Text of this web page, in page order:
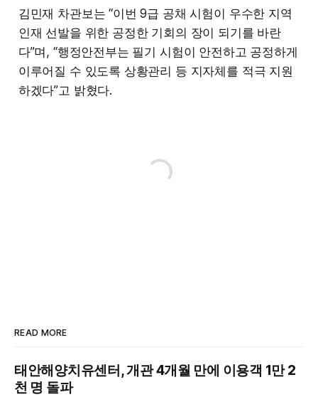
김민재 차관보는 “이번 9급 공채 시험이 우수한 지역
인재 선발을 위한 공정한 기회의 장이 되기를 바란
다”며, “행정안전부는 필기 시험이 안전하고 공정하게
이루어질 수 있도록 상황관리 등 지자체를 적극 지원
하겠다”고 밝혔다.
READ MORE
태안해양치유센터, 개관 4개월 만에 이용객 1만 2
천 명 돌파